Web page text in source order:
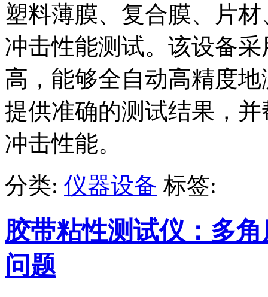
塑料薄膜、复合膜、片
冲击性能测试。该设备
高，能够全自动高精度
提供准确的测试结果，
冲击性能。
分类: 仪器设备 标签:
胶带粘性测试仪：多
问题